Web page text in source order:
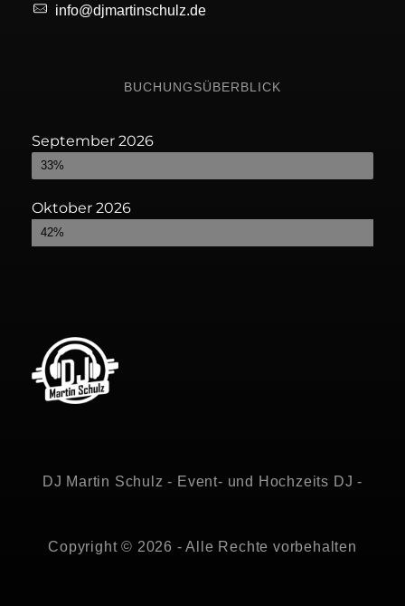
info@djmartinschulz.de
BUCHUNGSÜBERBLICK
September 2026
Bereits gebucht
33%
Oktober 2026
Bereits gebucht
42%
DJ Martin Schulz - Event- und Hochzeits DJ -
Copyright © 2026 - Alle Rechte vorbehalten